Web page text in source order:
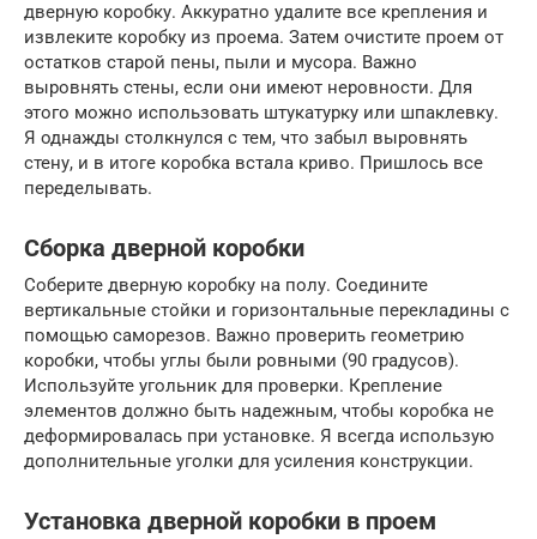
дверную коробку. Аккуратно удалите все крепления и
извлеките коробку из проема. Затем очистите проем от
остатков старой пены, пыли и мусора. Важно
выровнять стены, если они имеют неровности. Для
этого можно использовать штукатурку или шпаклевку.
Я однажды столкнулся с тем, что забыл выровнять
стену, и в итоге коробка встала криво. Пришлось все
переделывать.
Сборка дверной коробки
Соберите дверную коробку на полу. Соедините
вертикальные стойки и горизонтальные перекладины с
помощью саморезов. Важно проверить геометрию
коробки, чтобы углы были ровными (90 градусов).
Используйте угольник для проверки. Крепление
элементов должно быть надежным, чтобы коробка не
деформировалась при установке. Я всегда использую
дополнительные уголки для усиления конструкции.
Установка дверной коробки в проем